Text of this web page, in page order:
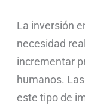
La inversión
necesidad
incrementar
humanos.
este tipo de